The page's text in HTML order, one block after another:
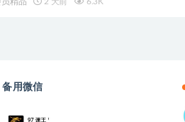
备用微信